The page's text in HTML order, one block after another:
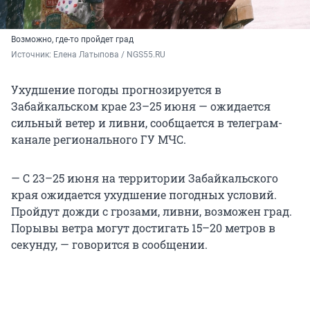
Возможно, где-то пройдет град
Источник: Елена Латыпова / NGS55.RU
Ухудшение погоды прогнозируется в
Забайкальском крае 23–25 июня — ожидается
сильный ветер и ливни, сообщается в телеграм-
канале регионального ГУ МЧС.
— С 23–25 июня на территории Забайкальского
края ожидается ухудшение погодных условий.
Пройдут дожди с грозами, ливни, возможен град.
Порывы ветра могут достигать 15–20 метров в
секунду, — говорится в сообщении.